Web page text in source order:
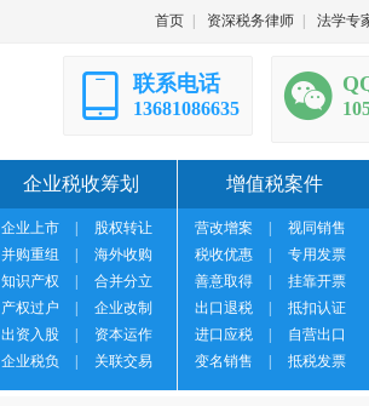
首页 资深税务律师 法学专
联系电话
13681086635
企业税收筹划
企业上市
股权转让
并购重组
海外收购
知识产权
合并分立
产权过户
企业改制
出资入股
资本运作
企业税负
关联交易
增值税案件
营改增案
视同销售
税收优惠
专用发票
善意取得
挂靠开票
出口退税
抵扣认证
进口应税
自营出口
变名销售
抵税发票